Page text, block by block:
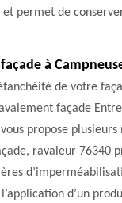
et permet de
à
de votre
façade
propose plusieurs
ravaleur 76340
d’un